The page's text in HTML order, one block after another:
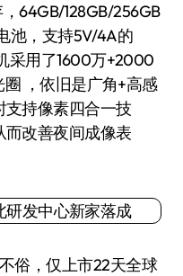
64GB/128GB/256GB
池，支持5V/4A的
采用了1600万+2000
，依旧是广角+高感
持像素四合一技
改善夜间成像表
，仅上市22天全球